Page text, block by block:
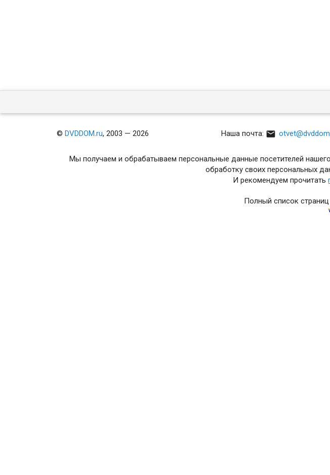
© DVDDOM.ru, 2003 — 2026 Наша почта: 
Мы получаем и обрабатываем персональные данные посетителей
обработку своих персональных
И рекомендуем прочитать
Полный список